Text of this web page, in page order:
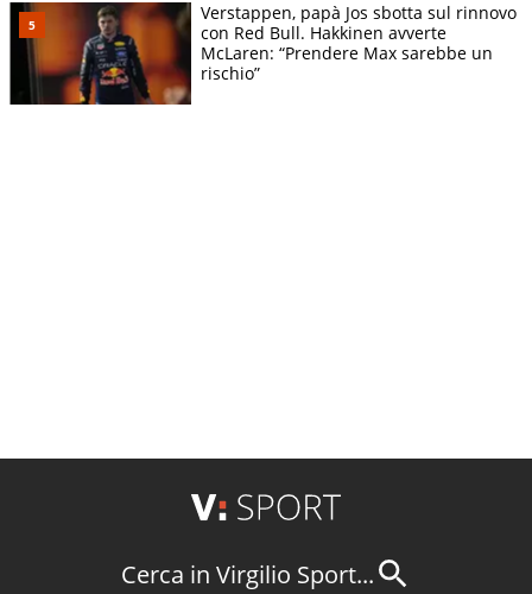
Verstappen, papà Jos sbotta sul rinnovo
con Red Bull. Hakkinen avverte
McLaren: “Prendere Max sarebbe un
rischio”
Cerca in Virgilio Sport...